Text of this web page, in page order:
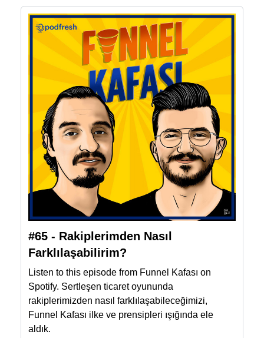
#65 - Rakiplerimden Nasıl
Farklılaşabilirim?
Listen to this episode from Funnel Kafası on
Spotify. Sertleşen ticaret oyununda
rakiplerimizden nasıl farklılaşabileceğimizi,
Funnel Kafası ilke ve prensipleri ışığında ele
aldık.